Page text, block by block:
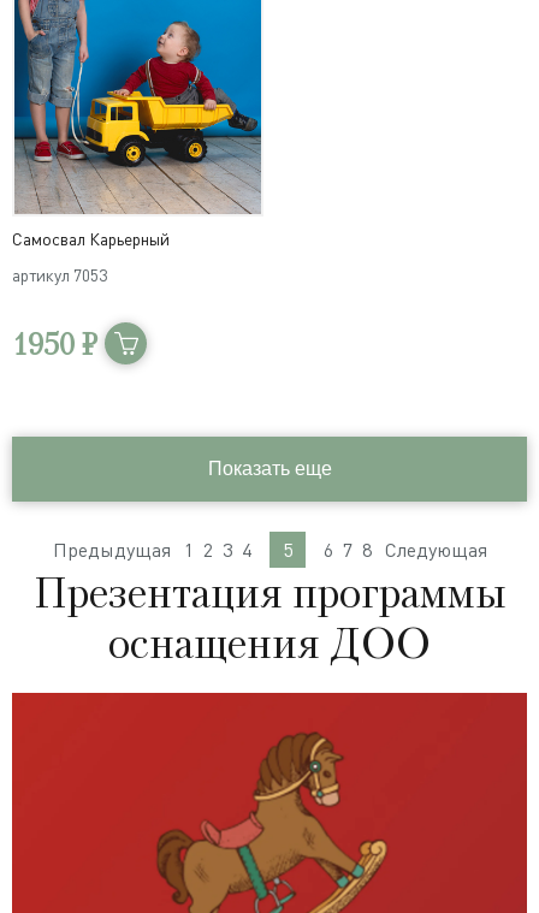
Самосвал Карьерный
артикул 7053
1950 ₽
Предыдущая 1 2 3 4 5 6 7 8 Следующая
Показать еще
Презентация программы
оснащения ДОО